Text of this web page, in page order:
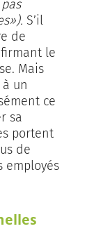
S’il
de
le
Mais
un
ce
sa
portent
de
employés